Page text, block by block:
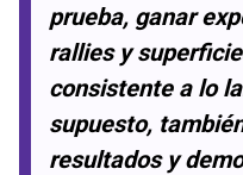
prueba, ganar
rallies y
consistente a lo
supuesto,
resultados y